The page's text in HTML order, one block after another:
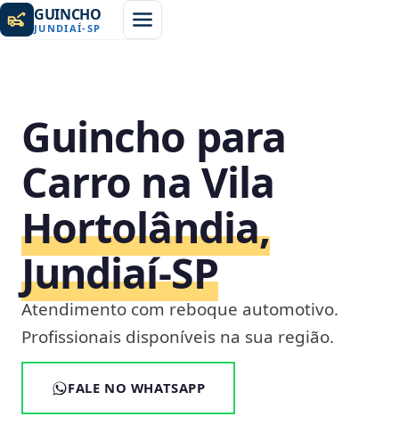
GUINCHO
JUNDIAÍ-SP
Guincho para
Carro na Vila
Hortolândia,
Jundiaí‑SP
Atendimento com reboque automotivo.
Profissionais disponíveis na sua região.
FALE NO WHATSAPP